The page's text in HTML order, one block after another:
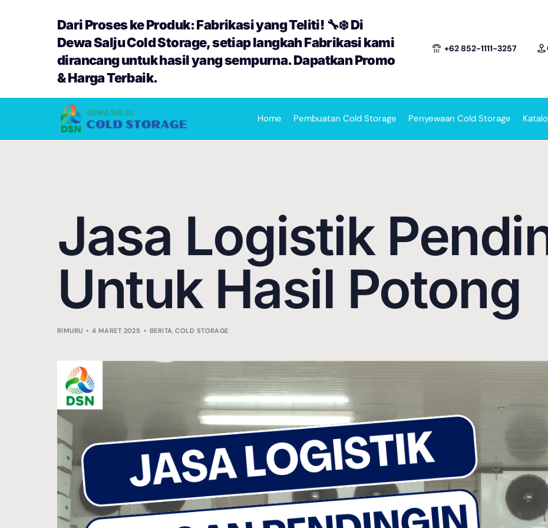
Dari Proses ke Produk: Fabrikasi yang Teliti! 🔧❄️ Di
Dewa Salju Cold Storage, setiap langkah Fabrikasi kami
dirancang untuk hasil yang sempurna. Dapatkan Promo
& Harga Terbaik.
+62 852-1111-3257
Home Pembuatan Cold Storage Penyewaan Cold Storage
Jasa Logistik
Untuk Hasil Potong
RIMURU 4 MARET 2025 BERITA,COLD STORAGE